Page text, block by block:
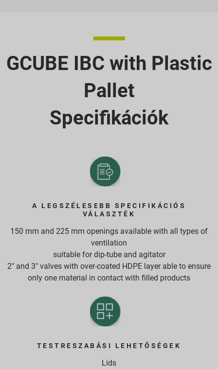
GCUBE IBC with Plastic
Pallet
Specifikációk
A LEGSZÉLESEBB SPECIFIKÁCIÓS
VÁLASZTÉK
150 mm and 225 mm openings available with all types of
ventilation
suitable for dip-tube and agitator
2" and 3" valves with over-coated HDPE layer able to ensure
only one material in contact with filled products
TESTRESZABÁSI LEHETŐSÉGEK
Lids